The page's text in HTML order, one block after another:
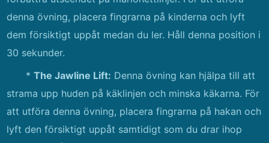
denna övning, placera fingrarna på kinderna och lyft
dem försiktigt uppåt medan du ler. Håll denna position i
30 sekunder.
*The Jawline Lift: Denna övning kan hjälpa till att
strama upp huden på käklinjen och minska käkarna. För
att utföra denna övning, placera fingrarna på hakan och
lyft den försiktigt uppåt samtidigt som du drar ihop